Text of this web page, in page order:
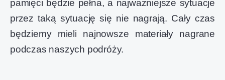
pamięci będzie pełna, a najważniejsze sytuacje
przez taką sytuację się nie nagrają. Cały czas
będziemy mieli najnowsze materiały nagrane
podczas naszych podróży.